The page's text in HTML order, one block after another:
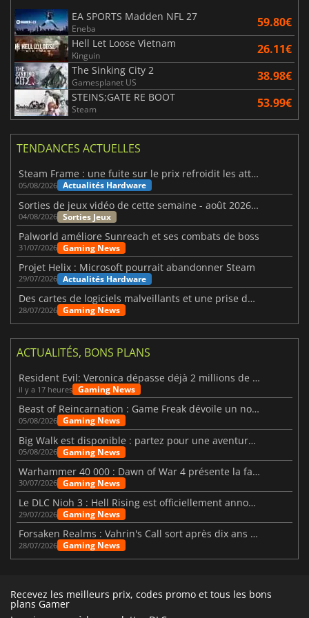
EA SPORTS Madden NFL 27
Eneba 59.80€
Hell Let Loose Vietnam
Kinguin 26.11€
The Sinking City 2
Gamesplanet US 38.98€
STEINS;GATE RE BOOT
Steam 53.99€
TENDANCES ACTUELLES
Steam Frame : une fuite sur le prix refroidit les attentes VR
05/08/2026 Actualités Hardware
Sorties de jeux vidéo de cette semaine - août 2026 (semaine 32)
04/08/2026 Sorties Jeux
Palworld améliore Sunreach et ses combats de boss
31/07/2026 Gaming News
Projet Helix : Microsoft pourrait abandonner Steam
29/07/2026 Actualités Hardware
Des cartes de logiciels malveillants et une prise de contrôle de Discord ont touché Meccha Chameleon
28/07/2026 Gaming News
ACTUALITÉS, BONS PLANS
Resident Evil: Veronica dépasse déjà 2 millions de wishlists
il y a 17 heures Gaming News
Beast of Reincarnation : Game Freak dévoile un nouveau pari
05/08/2026 Gaming News
Big Walk est disponible : partez pour une aventure entre amis
05/08/2026 Gaming News
Warhammer 40 000 : Dawn of War 4 présente la faction des Nécrons
30/07/2026 Gaming News
Le DLC Nioh 3 : Hell Rising est officiellement annoncé
29/07/2026 Gaming News
Forsaken Realms : Vahrin's Call sort après dix ans de développement
28/07/2026 Gaming News
Recevez les meilleurs prix, codes promo et tous les bons
plans Gamer